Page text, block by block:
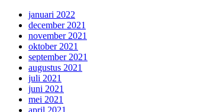
januari 2022
december 2021
november 2021
oktober 2021
september 2021
augustus 2021
juli 2021
juni 2021
mei 2021
april 2021